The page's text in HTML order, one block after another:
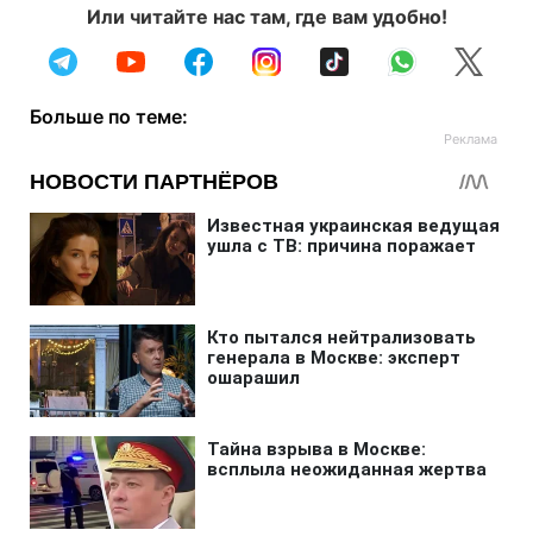
Или читайте нас там, где вам удобно!
Больше по теме: